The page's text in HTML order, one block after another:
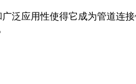
泛应用性使得它成为管道连